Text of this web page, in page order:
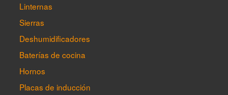
Linternas
Sierras
Deshumidificadores
Baterías de cocina
Hornos
Placas de inducción